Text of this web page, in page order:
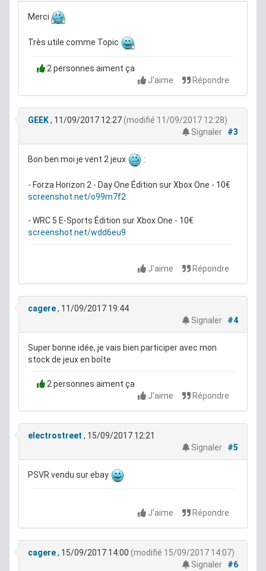
Merci
Très utile comme Topic
2 personnes aiment ça
J'aime
Répondre
GEEK, 11/09/2017 12:27(modifié 11/09/2017 12:28)
Signaler
#3
Bon ben moi je vent 2 jeux :
- Forza Horizon 2 - Day One Édition sur Xbox One - 10€
screenshot.net/o99m7f2
- WRC 5 E-Sports Édition sur Xbox One - 10€
screenshot.net/wdd6eu9
J'aime Répondre
cagere, 11/09/2017 19:44
Signaler
#4
Super bonne idée, je vais bien participer avec mon
stock de jeux en boîte
2 personnes aiment ça
J'aime
Répondre
electrostreet , 15/09/2017 12:21
Signaler
#5
PSVR vendu sur ebay
J'aime Répondre
cagere, 15/09/2017 14:00 (modifié 15/09/2017 14:07)
Signaler
#6